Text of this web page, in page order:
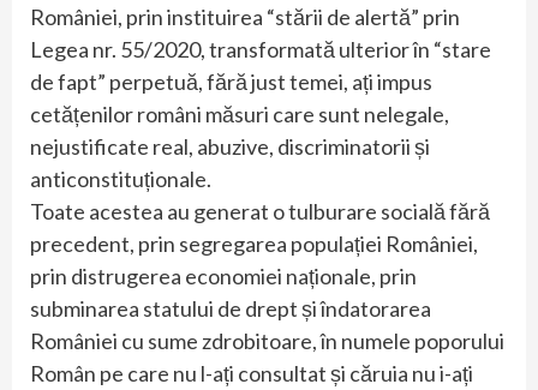
României, prin instituirea “stării de alertă” prin
Legea nr. 55/2020, transformată ulterior în “stare
de fapt” perpetuă, fără just temei, ați impus
cetățenilor români măsuri care sunt nelegale,
nejustificate real, abuzive, discriminatorii și
anticonstituționale.
Toate acestea au generat o tulburare socială fără
precedent, prin segregarea populației României,
prin distrugerea economiei naționale, prin
subminarea statului de drept și îndatorarea
României cu sume zdrobitoare, în numele poporului
Român pe care nu l-ați consultat și căruia nu i-ați